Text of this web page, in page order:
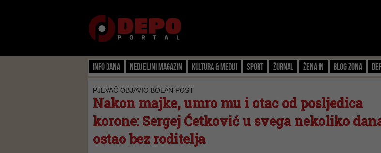
Info dana Nedjeljni magazin Kultura & Mediji Sport Žurnal Žena IN Blog zona
PJEVAČ OBJAVIO BOLAN POST
Nakon majke, umro mu i otac od posljedica
korone: Sergej Ćetković u svega nekoliko
ostao bez roditelja